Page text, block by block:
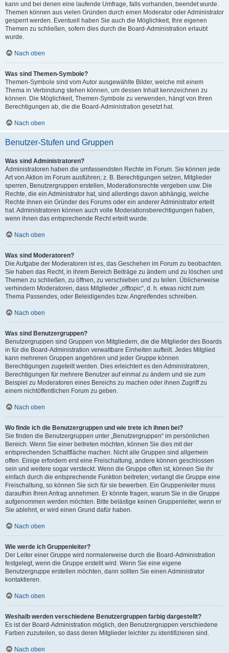
kann und bei denen eine laufende Umfrage, falls vorhanden, beendet wurde.
Themen können aus vielen Gründen durch einen Moderator oder Administrator
gesperrt werden. Eventuell haben Sie auch die Möglichkeit, Ihre eigenen
Themen zu schließen, sofern dies durch die Board-Administration erlaubt
wurde.
Nach oben
Was sind Themen-Symbole?
Themen-Symbole sind vom Autor ausgewählte Bilder, welche mit einem
Thema in Verbindung stehen können, um dessen Inhalt kennzeichnen zu
können. Die Möglichkeit, Themen-Symbole zu verwenden, hängt von Ihren
Berechtigungen ab, die die Board-Administration gesetzt hat.
Nach oben
Benutzer-Stufen und Gruppen
Was sind Administratoren?
Administratoren haben die umfassendsten Rechte im Forum. Sie können jede
Art von Aktion im Forum ausführen; z. B. Berechtigungen setzen, Mitglieder
sperren, Benutzergruppen erstellen, Moderationsrechte vergeben usw. Die
Rechte, die ein Administrator hat, sind allerdings davon abhängig, welche
Rechte ihnen ein Gründer des Forums oder ein anderer Administrator erteilt
hat. Administratoren können auch volle Moderationsberechtigungen haben,
wenn ihnen das entsprechende Recht erteilt wurde.
Nach oben
Was sind Moderatoren?
Die Aufgabe der Moderatoren ist es, das Geschehen im Forum zu beobachten.
Sie haben das Recht, in ihrem Bereich Beiträge zu ändern und zu löschen und
Themen zu schließen, zu öffnen, zu verschieben und zu teilen. Üblicherweise
verhindern Moderatoren, dass Mitglieder „offtopic“, d. h. etwas nicht zum
Thema Passendes, oder Beleidigendes bzw. Angreifendes schreiben.
Nach oben
Was sind Benutzergruppen?
Benutzergruppen sind Gruppen von Mitgliedern, die die Mitglieder des Boards
in für die Board-Administration verwaltbare Einheiten aufteilt. Jedes Mitglied
kann mehreren Gruppen angehören und jeder Gruppe können
Berechtigungen zugeteilt werden. Dies erleichtert es den Administratoren,
Berechtigungen für mehrere Benutzer auf einmal zu ändern und sie zum
Beispiel zu Moderatoren eines Bereichs zu machen oder ihnen Zugriff zu
einem nichtöffentlichen Forum zu geben.
Nach oben
Wo finde ich die Benutzergruppen und wie trete ich ihnen bei?
Sie finden die Benutzergruppen unter „Benutzergruppen“ im persönlichen
Bereich. Wenn Sie einer beitreten möchten, können Sie dies mit der
entsprechenden Schaltfläche machen. Nicht alle Gruppen sind allgemein
offen. Einige erfordern erst eine Freischaltung, andere können geschlossen
sein und weitere sogar versteckt. Wenn die Gruppe offen ist, können Sie ihr
einfach durch die entsprechende Funktion beitreten; verlangt die Gruppe eine
Freischaltung, so können Sie sich für sie bewerben. Ein Gruppenleiter muss
daraufhin Ihren Antrag annehmen. Er könnte fragen, warum Sie in die Gruppe
aufgenommen werden möchten. Bitte belästige keinen Gruppenleiter, wenn er
Sie ablehnt, er wird einen Grund dafür haben.
Nach oben
Wie werde ich Gruppenleiter?
Der Leiter einer Gruppe wird normalerweise durch die Board-Administration
festgelegt, wenn die Gruppe erstellt wird. Wenn Sie eine eigene
Benutzergruppe erstellen möchten, dann sollten Sie einen Administrator
kontaktieren.
Nach oben
Weshalb werden verschiedene Benutzergruppen farbig dargestellt?
Es ist der Board-Administration möglich, den Benutzergruppen verschiedene
Farben zuzuteilen, so dass deren Mitglieder leichter zu identifizieren sind.
Nach oben